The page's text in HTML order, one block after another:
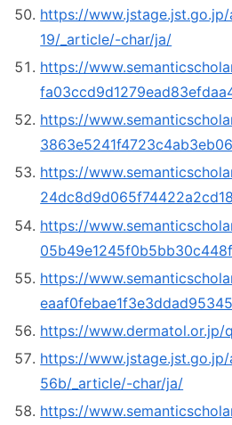
https://www.jstage.jst.go.jp/
19/_article/-char/ja/
https://
https://
https://
https://
https://
https://www.dermatol.or.jp/
https://
56b/_article/-char/ja/
https://